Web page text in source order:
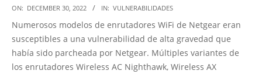
2022-
12-
ON: DECEMBER 30, 2022 IN: VULNERABILIDADES
Numerosos modelos de enrutadores WiFi de Netgear eran
susceptibles a una vulnerabilidad de alta gravedad que
había sido parcheada por Netgear. Múltiples variantes de
los enrutadores Wireless AC Nighthawk, Wireless AX